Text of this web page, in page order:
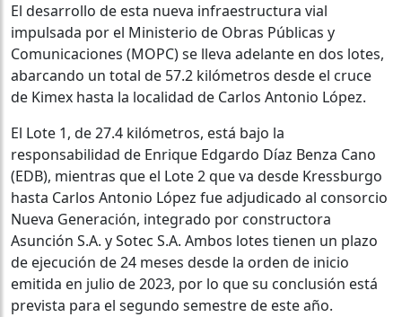
El desarrollo de esta nueva infraestructura vial
impulsada por el Ministerio de Obras Públicas y
Comunicaciones (MOPC) se lleva adelante en dos lotes,
abarcando un total de 57.2 kilómetros desde el cruce
de Kimex hasta la localidad de Carlos Antonio López.
El Lote 1, de 27.4 kilómetros, está bajo la
responsabilidad de Enrique Edgardo Díaz Benza Cano
(EDB), mientras que el Lote 2 que va desde Kressburgo
hasta Carlos Antonio López fue adjudicado al consorcio
Nueva Generación, integrado por constructora
Asunción S.A. y Sotec S.A. Ambos lotes tienen un plazo
de ejecución de 24 meses desde la orden de inicio
emitida en julio de 2023, por lo que su conclusión está
prevista para el segundo semestre de este año.